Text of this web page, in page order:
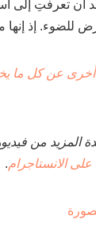
أن تعرفتِ
للضوء. إذ
أخرى عن كل ما
المزيد من
على الانستاجرام.